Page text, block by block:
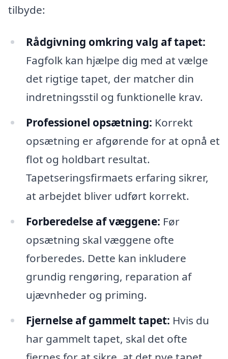
tilbyde:
Rådgivning omkring valg af tapet:
Fagfolk kan hjælpe dig med at vælge
det rigtige tapet, der matcher din
indretningsstil og funktionelle krav.
Professionel opsætning: Korrekt
opsætning er afgørende for at opnå et
flot og holdbart resultat.
Tapetseringsfirmaets erfaring sikrer,
at arbejdet bliver udført korrekt.
Forberedelse af væggene: Før
opsætning skal væggene ofte
forberedes. Dette kan inkludere
grundig rengøring, reparation af
ujævnheder og priming.
Fjernelse af gammelt tapet: Hvis du
har gammelt tapet, skal det ofte